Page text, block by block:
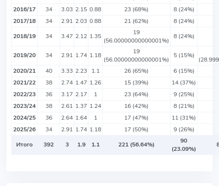
2016/17
34 3.03 2.15 0.88 23 (68%)
8 (24%)
2017/18
34 2.91 2.03 0.88 21 (62%)
8 (24%)
2018/19
34 3.47 2.12 1.35
19
(56.00000000000001%)
8 (24%)
2019/20 34 2.91 1.74 1.18
19
(56.00000000000001%)
5 (15%)
2020/21
40 3.33 2.23 1.1 26 (65%)
6 (15%)
2021/22
38 2.74 1.47 1.26 15 (39%)
14 (37%)
2022/23
36 3.17 2.17 1 23 (64%)
9 (25%)
2023/24
38 2.61 1.37 1.24 16 (42%)
8 (21%)
2024/25
36 2.64 1.64 1 17 (47%)
11 (31%)
2025/26
34 2.91 1.74 1.18 17 (50%)
9 (26%)
Итого
392 3 1.9 1.1 221 (56.64%)
90
(23.09%)